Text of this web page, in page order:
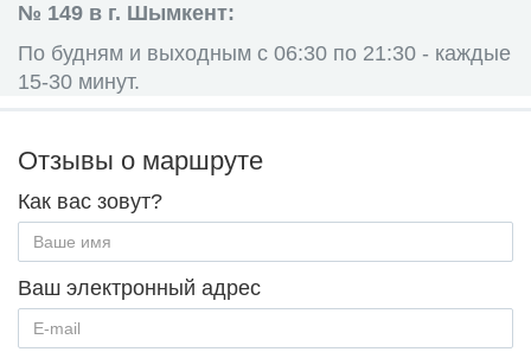
№ 149 в г. Шымкент:
По будням и выходным с 06:30 по 21:30 - каждые
15-30 минут.
Отзывы о маршруте
Как вас зовут?
Ваш электронный адрес